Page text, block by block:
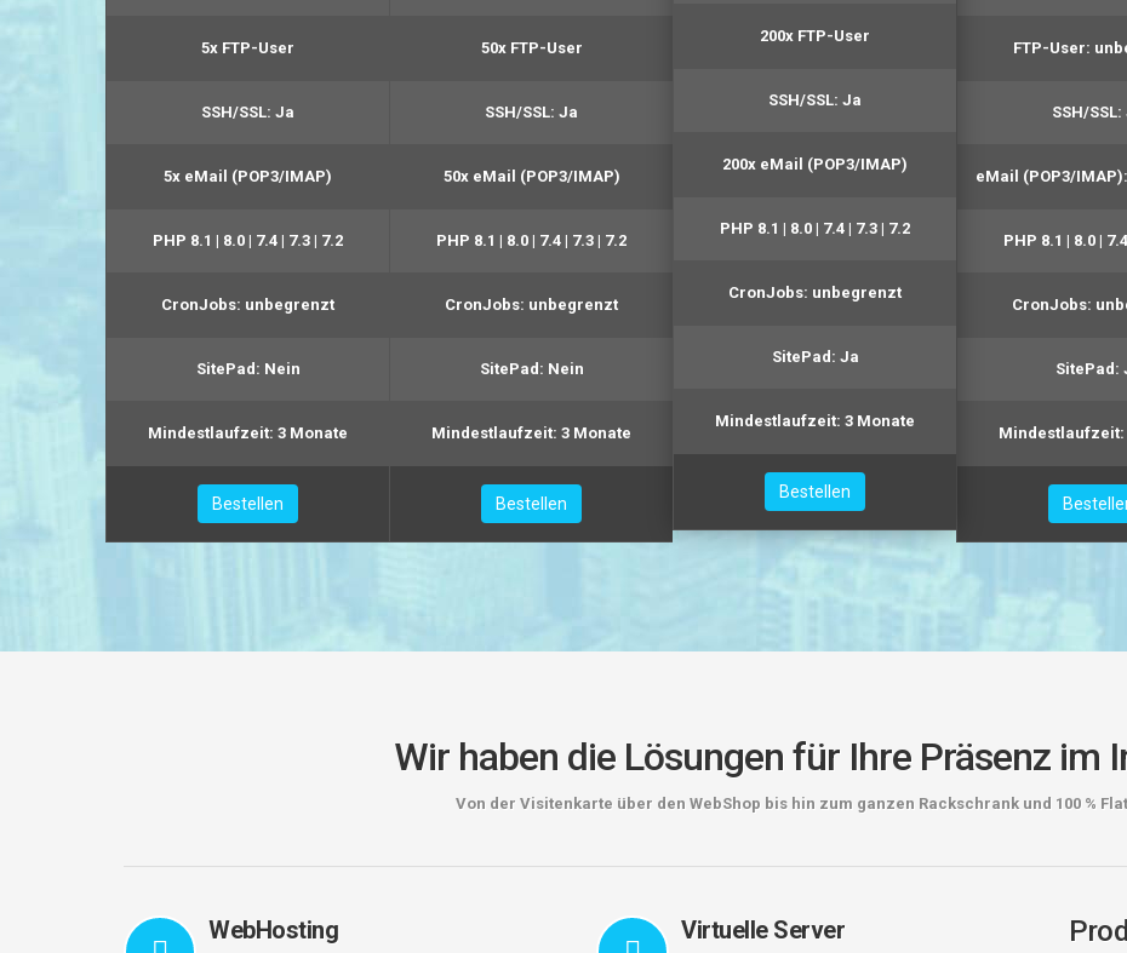
5x FTP-User
SSH/SSL: Ja
5x eMail (POP3/IMAP)
PHP 8.1 | 8.0 | 7.4 | 7.3 | 7.2
CronJobs: unbegrenzt
SitePad: Nein
Mindestlaufzeit: 3 Monate
Bestellen
50x FTP-User
SSH/SSL: Ja
50x eMail (POP3/IMAP)
PHP 8.1 | 8.0 | 7.4 | 7.3 | 7.2
CronJobs: unbegrenzt
SitePad: Nein
Mindestlaufzeit: 3 Monate
Bestellen
200x FTP-User
SSH/SSL: Ja
200x eMail (POP3/IMAP)
PHP 8.1 | 8.0 | 7.4 | 7.3 | 7.2
CronJobs: unbegrenzt
SitePad: Ja
Mindestlaufzeit: 3 Monate
Bestellen
FTP-User:
SSH/SSL:
eMail (POP3/IMAP):
PHP 8.1 | 8.0 |
CronJobs:
SitePad:
Mindestlaufzeit:
Wir haben die Lösungen für Ihre Präsenz im
Von der Visitenkarte über den WebShop bis hin zum ganzen Rackschrank und 100 %
WebHosting Virtuelle Server